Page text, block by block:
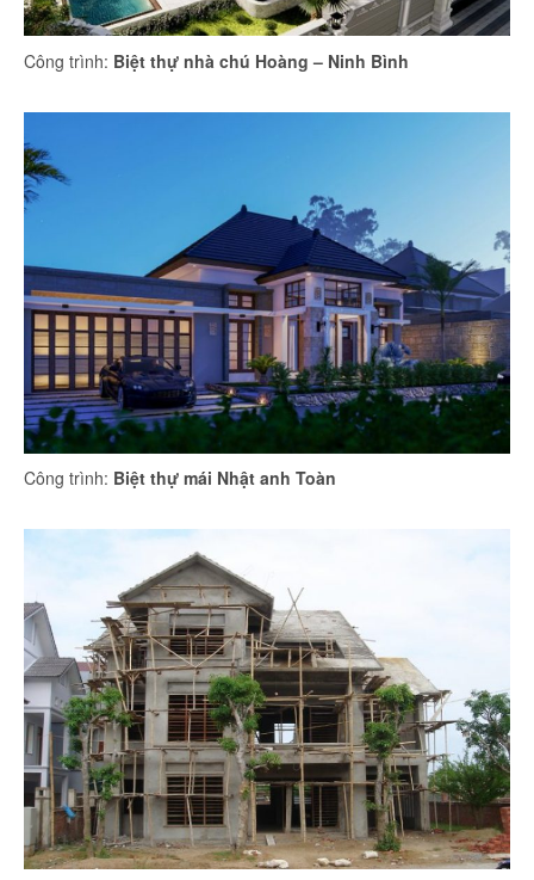
Công trình: Biệt thự nhà chú Hoàng – Ninh Bình
Công trình: Biệt thự mái Nhật anh Toàn